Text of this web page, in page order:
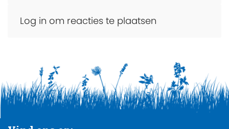
Log in om reacties te plaatsen